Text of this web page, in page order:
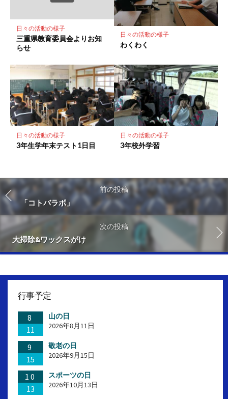
日々の活動の様子
三重県教育委員会よりお知
らせ
日々の活動の様子
わくわく
日々の活動の様子
3年生学年末テスト1日目
日々の活動の様子
3年校外学習
前の投稿
「コトバラボ」
次の投稿
大掃除&ワックスがけ
行事予定
8
11
山の日
2026年8月11日
9
15
敬老の日
2026年9月15日
10
13
スポーツの日
2026年10月13日